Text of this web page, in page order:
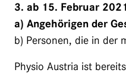
3. ab 15. Februar
a) Angehörigen der
b) Personen, die in der
Physio Austria ist